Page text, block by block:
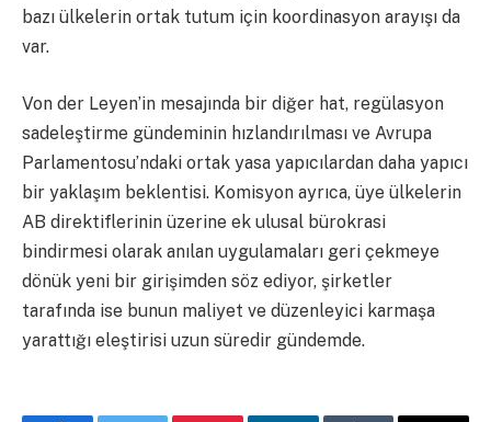
bazı ülkelerin ortak tutum için koordinasyon arayışı da
var.
Von der Leyen’in mesajında bir diğer hat, regülasyon
sadeleştirme gündeminin hızlandırılması ve Avrupa
Parlamentosu’ndaki ortak yasa yapıcılardan daha yapıcı
bir yaklaşım beklentisi. Komisyon ayrıca, üye ülkelerin
AB direktiflerinin üzerine ek ulusal bürokrasi
bindirmesi olarak anılan uygulamaları geri çekmeye
dönük yeni bir girişimden söz ediyor, şirketler
tarafında ise bunun maliyet ve düzenleyici karmaşa
yarattığı eleştirisi uzun süredir gündemde.